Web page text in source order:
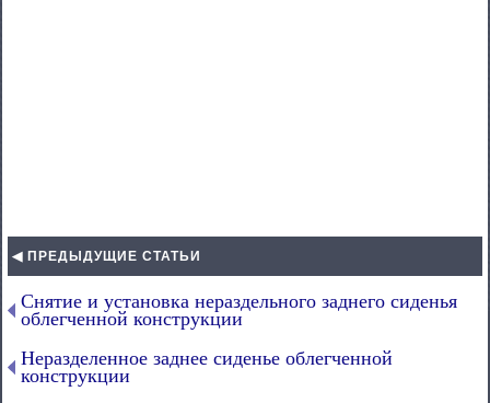
◀ ПРЕДЫДУЩИЕ СТАТЬИ
Снятие и установка нераздельного заднего сиденья
облегченной конструкции
Неразделенное заднее сиденье облегченной
конструкции